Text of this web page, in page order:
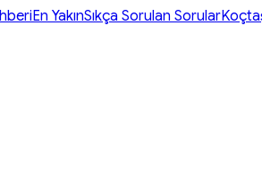
En YakınSıkça Sorulan Sorular